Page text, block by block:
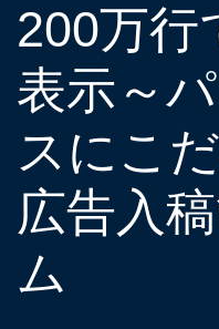
200万行
表示～
スにこ
広告入
ム